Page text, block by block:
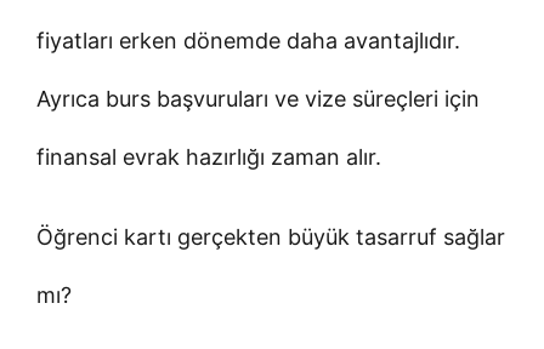
fiyatları erken dönemde daha avantajlıdır.
Ayrıca burs başvuruları ve vize süreçleri için
finansal evrak hazırlığı zaman alır.
Öğrenci kartı gerçekten büyük tasarruf sağlar
mı?